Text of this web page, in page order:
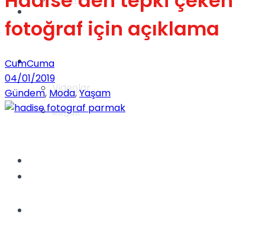
Videolar
Gündem
Yaşam
Sağlık
fotoğraf için açıklama
CumCuma
04/01/2019
Gündem, Moda,Yaşam